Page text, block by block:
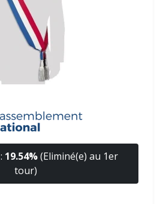
19.54%(Eliminé(e) au 1er
tour)